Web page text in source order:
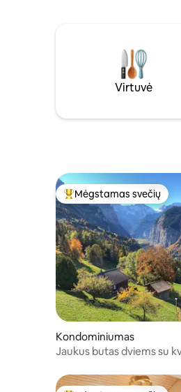
pasiekiamos per 1 valandą.
Virtuvė
Svečių mėgstamiausias
Mėgstamas svečių
Kondominiumas
Jaukus butas dviems su